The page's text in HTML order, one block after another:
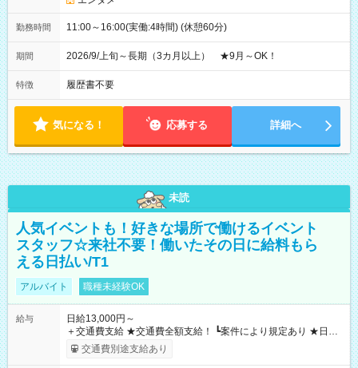
勤務時間 11:00～16:00(実働:4時間) (休憩60分)
期間 2026/9/上旬～長期（3カ月以上） ★9月～OK！
特徴 履歴書不要
気になる！ 応募する 詳細へ
未読
人気イベントも！好きな場所で働けるイベント
スタッフ☆来社不要！働いたその日に給料もら
える日払い/T1
アルバイト 職種未経験OK
給与
日給13,000円～
＋交通費支給 ★交通費全額支給！ ┗案件により規定あり ★日払
いOK！（規定あり） ┗働いたその日に現金GET♪ お仕事後はコ
ンビニATMから 日払い分を引き落とせます！ 【試用期間】試
交通費別途支給あり